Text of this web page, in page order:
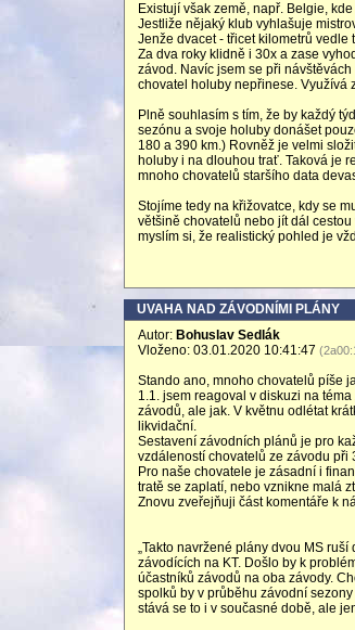
Existují však země, např. Belgie,
Jestliže nějaký klub vyhlašuje
Jenže dvacet - třicet kilometrů vedle
Za dva roky klidně i 30x a zase
závod. Navíc jsem se při
chovatel holuby nepřinese. Využívá
Plně souhlasím s tím, že by každý
sezónu a svoje holuby donášet
180 a 390 km.) Rovněž je velmi
holuby i na dlouhou trať. Taková je
mnoho chovatelů staršího data
Stojíme tedy na křižovatce, kdy se
většině chovatelů nebo jít dál
myslím si, že realistický pohled je
UVAHA NAD ZÁVODNÍMI PLÁNY
Autor: Bohuslav Sedlák
Vloženo: 03.01.2020 10:41:47
Stando ano, mnoho chovatelů píše
1.1. jsem reagoval v diskuzi na
závodů, ale jak. V květnu odlétat
likvidační.
Sestavení závodních plánů je pro
vzdáleností chovatelů ze závodu při
Pro naše chovatele je zásadní i
tratě se zaplatí, nebo vznikne malá
Znovu zveřejňuji část komentáře k
„Takto navržené plány dvou MS
závodících na KT. Došlo by k
účastníků závodů na oba závody.
spolků by v průběhu závodní
stává se to i v současné době, ale